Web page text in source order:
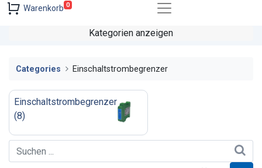
Warenkorb 0
Kategorien anzeigen
Categories Einschaltstrombegrenzer
Einschaltstrombegrenzer
(8)